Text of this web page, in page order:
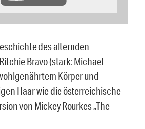
des alternden
Bravo (stark: Michael
Körper und
Haar wie die österreichische
von Mickey Rourkes „The